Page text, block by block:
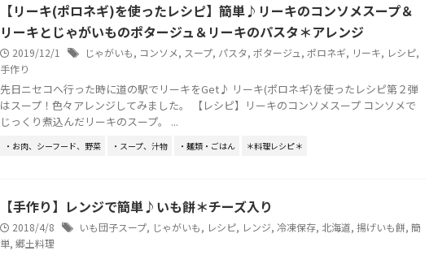
【リーキ(ポロネギ)を使ったレシピ】簡単♪リーキのコンソメスープ＆
リーキとじゃがいものポタージュ＆リーキのパスタ＊アレンジ
2019/12/1 じゃがいも, コンソメ, スープ, パスタ, ポタージュ , ポロネギ, リーキ, レシピ,
手作り
先日ニセコへ行った時に道の駅でリーキをGet♪ リーキ(ポロネギ)を使ったレシピ第２弾
はスープ！色々アレンジしてみました。 【レシピ】リーキのコンソメスープ コンソメで
じっくり煮込んだリーキのスープ。 ...
・お肉、シーフード、野菜 ・スープ、汁物 ・麺類・ごはん ＊料理レシピ＊
【手作り】レンジで簡単♪いも餅＊チーズ入り
2018/4/8 いも団子スープ, じゃがいも, レシピ, レンジ, 冷凍保存, 北海道, 揚げいも餅, 簡
単, 郷土料理